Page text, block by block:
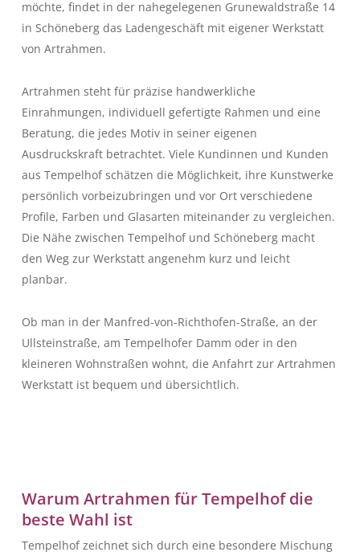
möchte, findet in der nahegelegenen Grunewaldstraße 14
in Schöneberg das Ladengeschäft mit eigener Werkstatt
von Artrahmen.
Artrahmen steht für präzise handwerkliche
Einrahmungen, individuell gefertigte Rahmen und eine
Beratung, die jedes Motiv in seiner eigenen
Ausdruckskraft betrachtet. Viele Kundinnen und Kunden
aus Tempelhof schätzen die Möglichkeit, ihre Kunstwerke
persönlich vorbeizubringen und vor Ort verschiedene
Profile, Farben und Glasarten miteinander zu vergleichen.
Die Nähe zwischen Tempelhof und Schöneberg macht
den Weg zur Werkstatt angenehm kurz und leicht
planbar.
Ob man in der Manfred-von-Richthofen-Straße, an der
Ullsteinstraße, am Tempelhofer Damm oder in den
kleineren Wohnstraßen wohnt, die Anfahrt zur Artrahmen
Werkstatt ist bequem und übersichtlich.
Warum Artrahmen für Tempelhof die
beste Wahl ist
Tempelhof zeichnet sich durch eine besondere Mischung